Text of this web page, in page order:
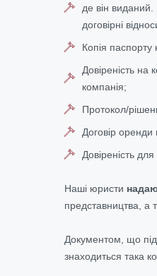
де він виданий.
договірні
Копія паспорту
Довіреність на
компанія;
Протокол/
Договір
Довіреність
Наші юристи
представництва, а
Документом, що
знаходиться така